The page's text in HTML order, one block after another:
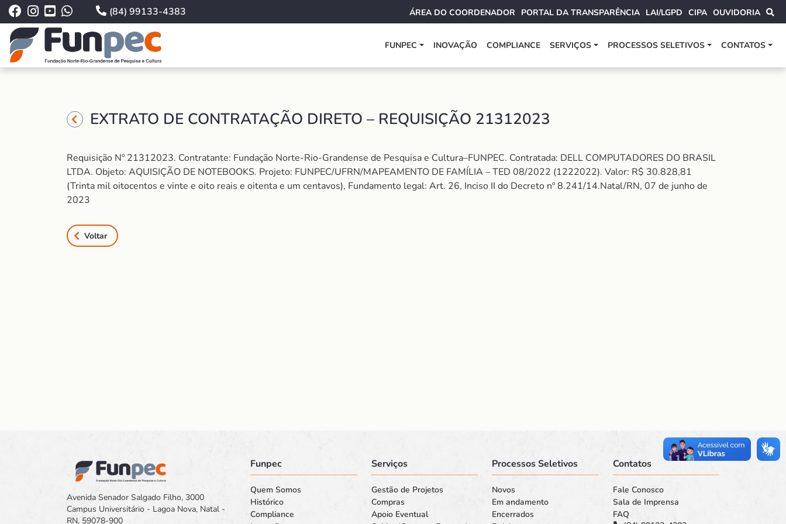
(84) 99133-4383 ÁREA DO COORDENADOR PORTAL DA TRANSPARÊNCIA LAI/LGPD CIPA OUVIDORIA
FUNPEC INOVAÇÃO COMPLIANCE SERVIÇOS PROCESSOS SELETIVOS CONTATOS
EXTRATO DE CONTRATAÇÃO DIRETO – REQUISIÇÃO 21312023
Requisição Nº 21312023. Contratante: Fundação Norte-Rio-Grandense de Pesquisa e Cultura–FUNPEC. Contratada: DELL COMPUTADORES DO BRASIL
LTDA. Objeto: AQUISIÇÃO DE NOTEBOOKS. Projeto: FUNPEC/UFRN/MAPEAMENTO DE FAMÍLIA – TED 08/2022 (1222022). Valor: R$ 30.828,81
(Trinta mil oitocentos e vinte e oito reais e oitenta e um centavos), Fundamento legal: Art. 26, Inciso II do Decreto nº 8.241/14.Natal/RN, 07 de junho de
2023
Voltar
Avenida Senador Salgado Filho, 3000
Campus Universitário - Lagoa Nova, Natal -
RN, 59078-900
Funpec
Quem Somos
Histórico
Compliance
Serviços
Gestão de Projetos
Compras
Apoio Eventual
Processos Seletivos
Novos
Em andamento
Encerrados
Contatos
Fale Conosco
Sala de Imprensa
FAQ